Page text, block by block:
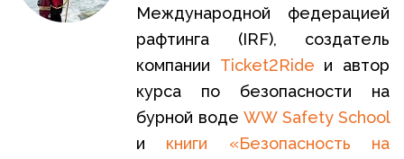
Международной федерацией
рафтинга (IRF), создатель
компании Ticket2Ride и автор
курса по безопасности на
бурной воде WW Safety School
и книги «Безопасность на